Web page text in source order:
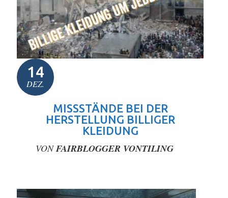
14
DEZ.
MISSSTÄNDE BEI DER
HERSTELLUNG BILLIGER
KLEIDUNG
VONFAIRBLOGGER VONTILING